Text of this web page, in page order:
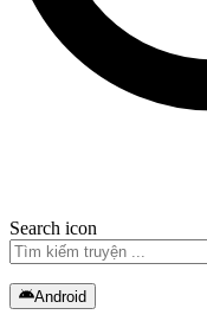
Search icon
Android